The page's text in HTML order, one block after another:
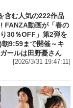
含む人気の222作品
FANZA動画が「春の
30％OFF」第2弾を
朝9:59まで開催～キ
ールは田野憂さん
[2026/3/31 19:47:11]